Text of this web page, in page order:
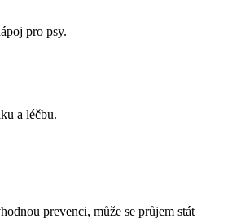
pro psy.
a léčbu.
prevenci, může se průjem stát